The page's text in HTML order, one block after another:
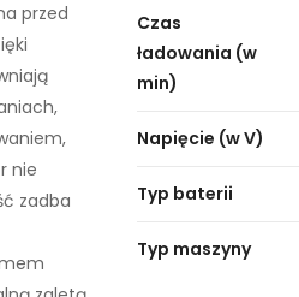
przed
nie
zadba
Czas
ładowania (w
min)
Napięcie (w V)
Typ baterii
Typ maszyny